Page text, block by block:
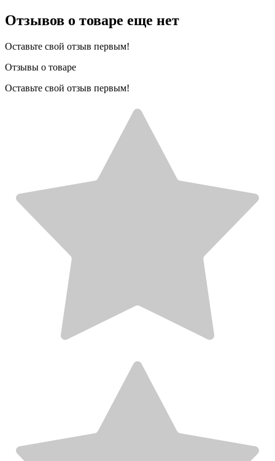
Отзывов о товаре еще нет
Оставьте свой отзыв первым!
Отзывы о товаре
Оставьте свой отзыв первым!